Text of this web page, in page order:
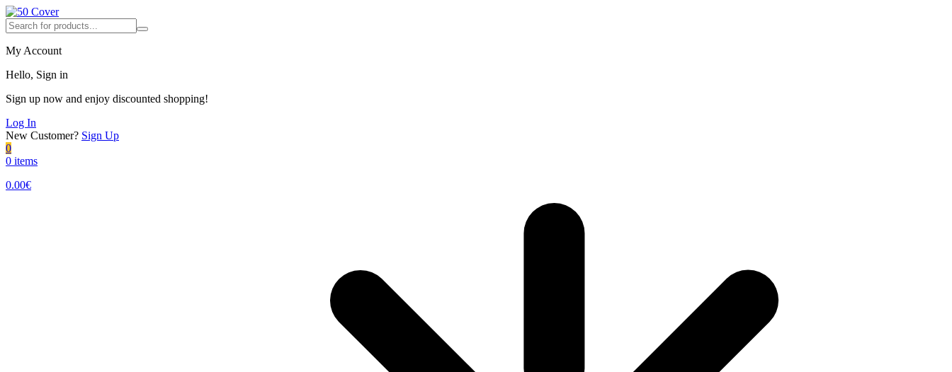
My Account
Hello, Sign in
Sign up now and enjoy discounted shopping!
Log In
New Customer? Sign Up
0
0 items
0.00€